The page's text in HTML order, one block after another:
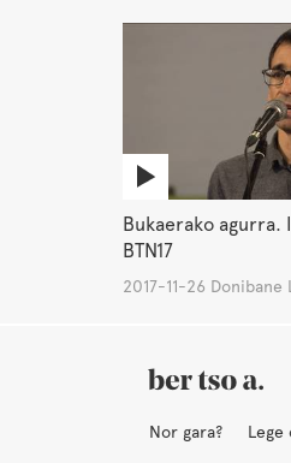
Bukaerako agurra.
BTN17
2017-11-26 Donibane
Nor gara? Lege